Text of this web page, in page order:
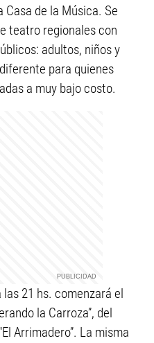
de la Música. Se
teatro regionales con
adultos, niños y
para quienes
a muy bajo costo.
21 hs. comenzará el
la Carroza”, del
Arrimadero”. La misma